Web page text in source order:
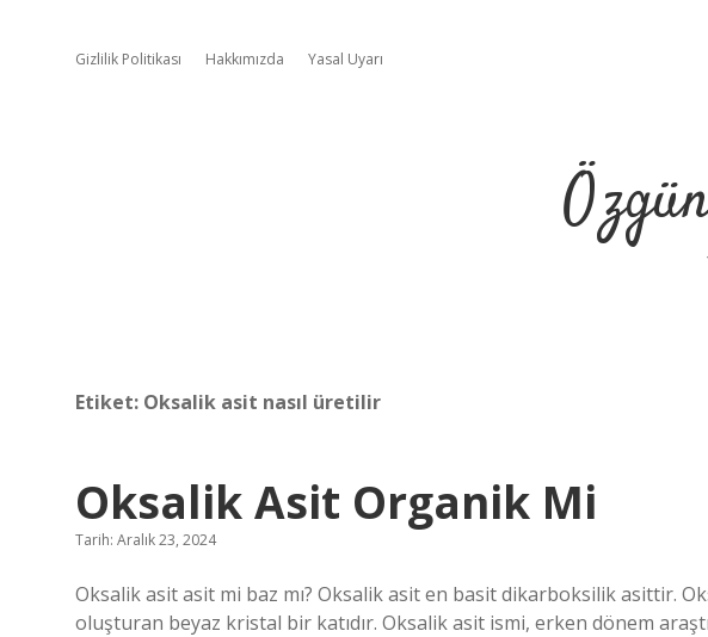
Gizlilik Politikası Hakkımızda Yasal Uyarı
Etiket: Oksalik asit nasıl üretilir
Oksalik Asit Organik Mi
Tarih: Aralık 23, 2024
Oksalik asit asit mi baz mı? Oksalik asit en basit dikarboksilik asittir.
oluşturan beyaz kristal bir katıdır. Oksalik asit ismi, erken dönem